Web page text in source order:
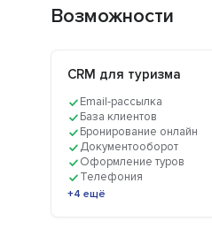
Возможности
CRM для туризма
Email-рассылка
База клиентов
Бронирование онлайн
Документооборот
Оформление туров
Телефония
+4 ещё